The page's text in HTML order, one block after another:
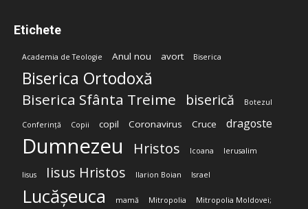
Etichete
Academia de Teologie Anul nou avort Biserica
Biserica Ortodoxă
Biserica Sfânta Treime biserică Botezul
Conferință Copii copil Coronavirus Cruce dragoste
Dumnezeu Hristos Icoana Ierusalim
Iisus Iisus Hristos Ilarion Boian Israel
Lucășeuca mamă Mitropolia Mitropolia Moldovei;